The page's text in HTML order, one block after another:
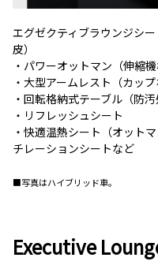
エグゼクティブラウンジシ
皮）
・パワーオットマン（伸縮機
・大型アームレスト（カッ
・回転格納式テーブル（防
・リフレッシュシート
・快適温熱シート（オット
チレーションシートなど
■写真はハイブリッド車。
Executive